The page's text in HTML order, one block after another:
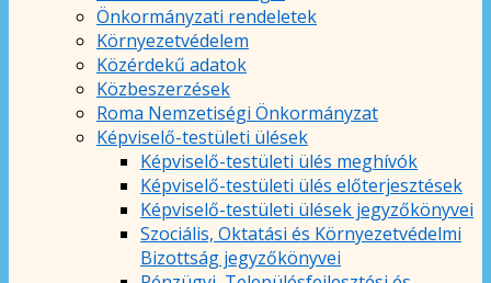
Önkormányzati rendeletek
Környezetvédelem
Közérdekű adatok
Közbeszerzések
Roma Nemzetiségi Önkormányzat
Képviselő-testületi ülések
Képviselő-testületi ülés meghívók
Képviselő-testületi ülés előterjesztések
Képviselő-testületi ülések jegyzőkönyvei
Szociális, Oktatási és Környezetvédelmi
Bizottság jegyzőkönyvei